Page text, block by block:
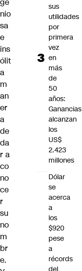
nio
sa
e
ins
ólit
a
m
an
er
a
de
da
r a
co
no
ce
r
su
no
m
br
e.
sus
utilidades
por
primera
vez
en
más
de
50
años:
Ganancias
alcanzan
los
US$
2.423
millones
Dólar
se
acerca
a
los
$920
pese
a
récords
del